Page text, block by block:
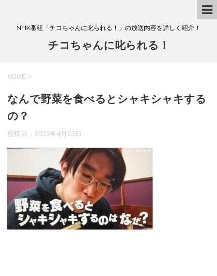
NHK番組「チコちゃんに叱られる！」の放送内容を詳しく紹介！
チコちゃんに叱られる！
HOME >
なんで野菜を食べるとシャキシャキする
の？
投稿日： 2023年4月23日